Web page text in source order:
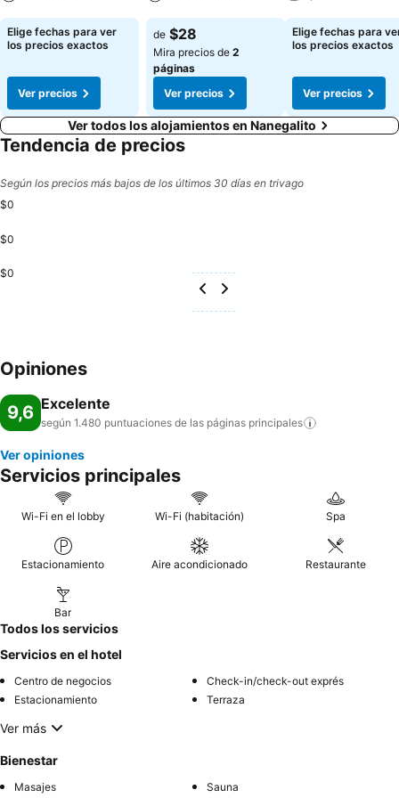
Ver precios
Elige fechas para ver
los precios exactos
Ver precios
Ver precios
de $28
Mira precios de 2
páginas
Ver precios
Ver precios
Elige fechas para
los precios exactos
Ver precios
Ver todos los alojamientos en Nanegalito
Tendencia de precios
Según los precios más bajos de los últimos 30 días en trivago
$0
$0
$0
Opiniones
9,6 Excelente
según 1.480 puntuaciones de las páginas principales
Ver opiniones
Servicios principales
Wi-Fi en el lobby Wi-Fi (habitación) Spa
Estacionamiento Aire acondicionado Restaurante
Bar
Todos los servicios
Servicios en el hotel
Centro de negocios
Check-in/check-out exprés
Estacionamiento
Terraza
Ver más
Bienestar
Masajes Sauna